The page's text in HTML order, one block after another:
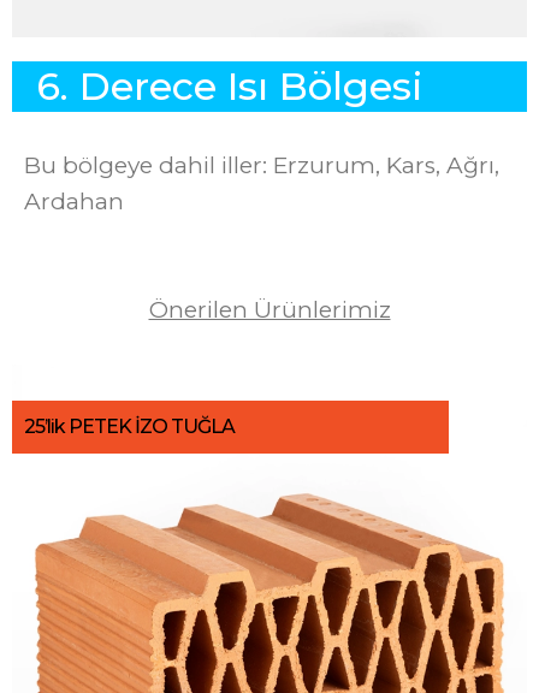
6. Derece Isı Bölgesi
Bu bölgeye dahil iller: Erzurum, Kars, Ağrı,
Ardahan
Önerilen Ürünlerimiz
25’lik PETEK İZO TUĞLA